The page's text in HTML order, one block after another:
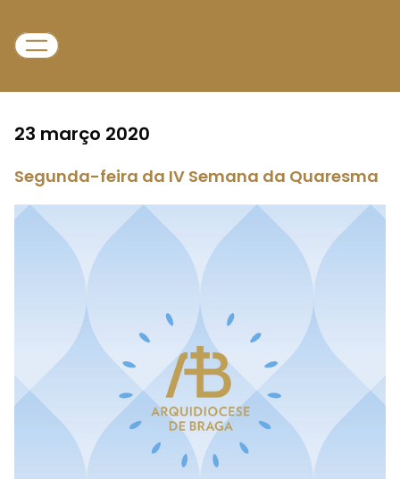
23 março 2020
Segunda-feira da IV Semana da Quaresma